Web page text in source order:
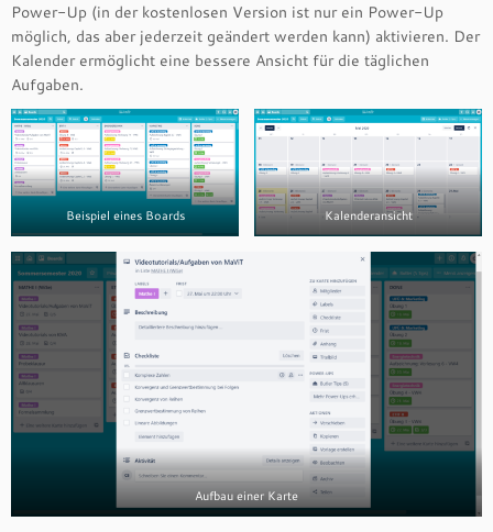
Power-Up (in der kostenlosen Version ist nur ein Power-Up
möglich, das aber jederzeit geändert werden kann) aktivieren. Der
Kalender ermöglicht eine bessere Ansicht für die täglichen
Aufgaben.
Beispiel eines Boards Kalenderansicht
Aufbau einer Karte